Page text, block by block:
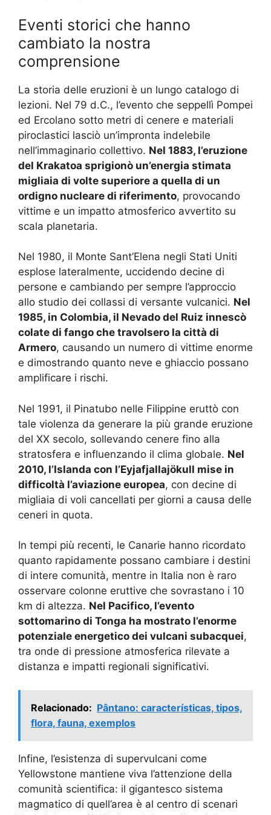
Eventi storici che hanno
cambiato la nostra
comprensione
La storia delle eruzioni è un lungo catalogo di
lezioni. Nel 79 d.C., l’evento che seppellì Pompei
ed Ercolano sotto metri di cenere e materiali
piroclastici lasciò un’impronta indelebile
nell’immaginario collettivo. Nel 1883, l’eruzione
del Krakatoa sprigionò un’energia stimata
migliaia di volte superiore a quella di un
ordigno nucleare di riferimento, provocando
vittime e un impatto atmosferico avvertito su
scala planetaria.
Nel 1980, il Monte Sant’Elena negli Stati Uniti
esplose lateralmente, uccidendo decine di
persone e cambiando per sempre l’approccio
allo studio dei collassi di versante vulcanici. Nel
1985, in Colombia, il Nevado del Ruiz innescò
colate di fango che travolsero la città di
Armero, causando un numero di vittime enorme
e dimostrando quanto neve e ghiaccio possano
amplificare i rischi.
Nel 1991, il Pinatubo nelle Filippine eruttò con
tale violenza da generare la più grande eruzione
del XX secolo, sollevando cenere fino alla
stratosfera e influenzando il clima globale. Nel
2010, l’Islanda con l’Eyjafjallajökull mise in
difficoltà l’aviazione europea, con decine di
migliaia di voli cancellati per giorni a causa delle
ceneri in quota.
In tempi più recenti, le Canarie hanno ricordato
quanto rapidamente possano cambiare i destini
di intere comunità, mentre in Italia non è raro
osservare colonne eruttive che sovrastano i 10
km di altezza. Nel Pacifico, l’evento
sottomarino di Tonga ha mostrato l’enorme
potenziale energetico dei vulcani subacquei,
tra onde di pressione atmosferica rilevate a
distanza e impatti regionali significativi.
Relacionado: Pântano: características, tipos,
flora, fauna, exemplos
Infine, l’esistenza di supervulcani come
Yellowstone mantiene viva l’attenzione della
comunità scientifica: il gigantesco sistema
magmatico di quell’area è al centro di scenari